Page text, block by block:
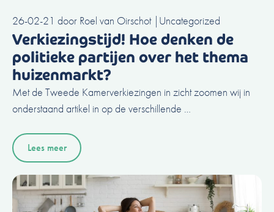
26-02-21 door Roel van Oirschot | Uncategorized
Verkiezingstijd! Hoe denken de
politieke partijen over het thema
huizenmarkt?
Met de Tweede Kamerverkiezingen in zicht zoomen wij in
onderstaand artikel in op de verschillende …
Lees meer